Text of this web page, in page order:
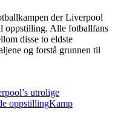
der Liverpool
oppstilling. Alle fotballfans
disse to eldste
og forstå grunnen til
utrolige
oppstillingKamp